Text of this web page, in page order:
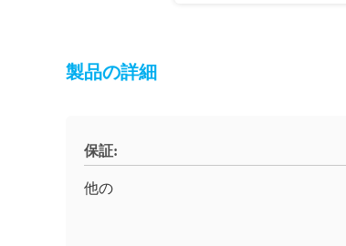
製品の詳細
保証:
他の